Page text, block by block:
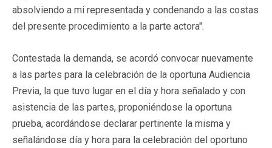
absolviendo a mi representada y condenando a las costas
del presente procedimiento a la parte actora".
Contestada la demanda, se acordó convocar nuevamente
a las partes para la celebración de la oportuna Audiencia
Previa, la que tuvo lugar en el día y hora señalado y con
asistencia de las partes, proponiéndose la oportuna
prueba, acordándose declarar pertinente la misma y
señalándose día y hora para la celebración del oportuno